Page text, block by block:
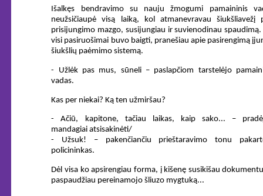
Išalkęs bendravimo su nauju žmogumi pamaininis
neužsičiaupė visą laiką, kol atmanevravau šiukšliavežį
prisijungimo mazgo, susijungiau ir suvienodinau spaudimą.
visi pasiruošimai buvo baigti, pranešiau apie pasirengimą
šiukšlių paėmimo sistemą.
- Užlėk pas mus, sūneli – paslapčiom tarstelėjo
vadas.
Kas per niekai? Ką ten užmiršau?
- Ačiū, kapitone, tačiau laikas, kaip sako... –
mandagiai atsisakinėti/
- Užsuk! – pakenčiančiu prieštaravimo tonu
policininkas.
Dėl visa ko apsirengiau forma, į kišenę susikišau
paspaudžiau pereinamojo šliuzo mygtuką...